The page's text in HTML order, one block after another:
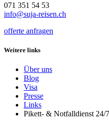
071 351 54 53
info@suja-reisen.ch
offerte anfragen
Weitere links
Über uns
Blog
Visa
Presse
Links
Pikett- & Notfalldienst 24/